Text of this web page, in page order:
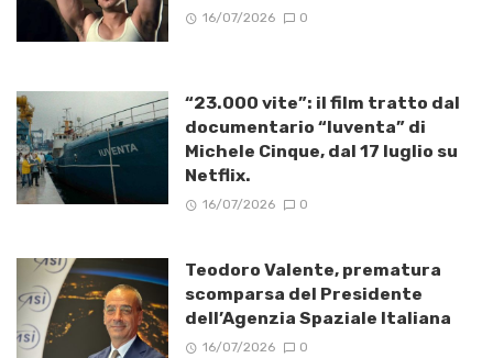
16/07/2026 0
“23.000 vite”: il film tratto dal
documentario “Iuventa” di
Michele Cinque, dal 17 luglio su
Netflix.
16/07/2026 0
Teodoro Valente, prematura
scomparsa del Presidente
dell’Agenzia Spaziale Italiana
16/07/2026 0